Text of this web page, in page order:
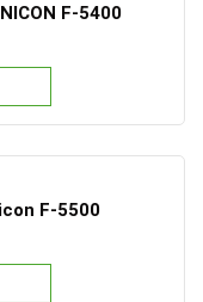
F-5400
F-5500